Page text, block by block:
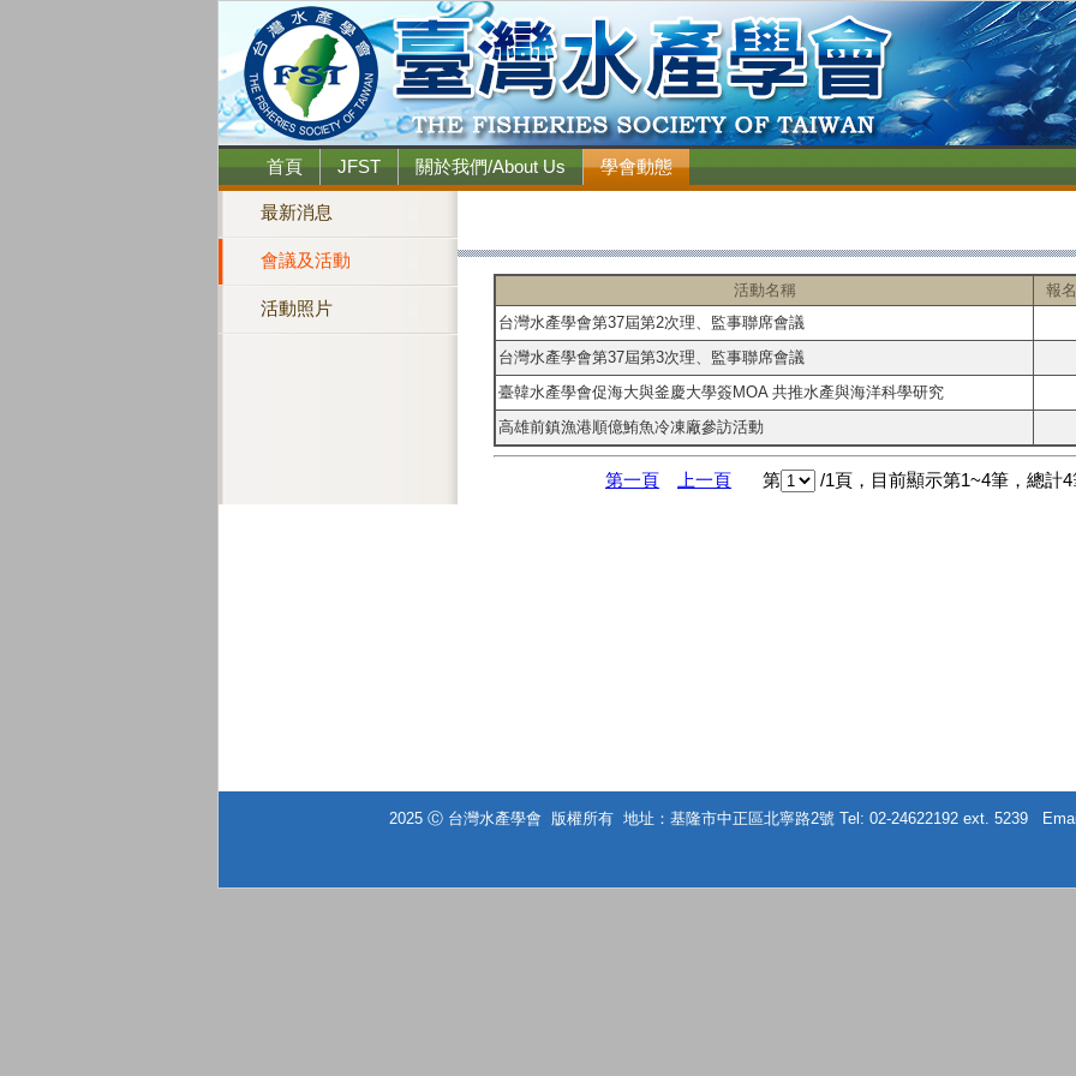
首頁 JFST 關於我們/About Us 學會動態
最新消息
會議及活動
活動照片
活動名稱 報
台灣水產學會第37屆第2次理、監事聯席會議
台灣水產學會第37屆第3次理、監事聯席會議
臺韓水產學會促海大與釜慶大學簽MOA 共推水產與海洋科學研究
高雄前鎮漁港順億鮪魚冷凍廠參訪活動
第一頁 上一頁 第 /1頁，目前顯示第1~4筆，總計4
2025 Ⓒ 台灣水產學會 版權所有 地址：基隆市中正區北寧路2號 Tel: 02-24622192 ext. 5239